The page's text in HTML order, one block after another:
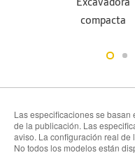
compacta
Las especificaciones se
de la publicación. Las
aviso. La configuración real de
No todos los modelos están